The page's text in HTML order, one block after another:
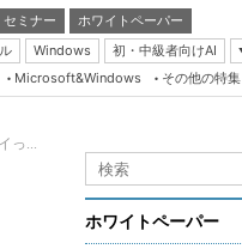
セミナー
ホワイトペーパー
Windows 初・中級者向けAI
Server & Storage
Microsoft&Windows その他の特集
っ...
ホワイトペーパー